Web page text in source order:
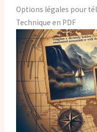
Options légales pour
Technique en PDF